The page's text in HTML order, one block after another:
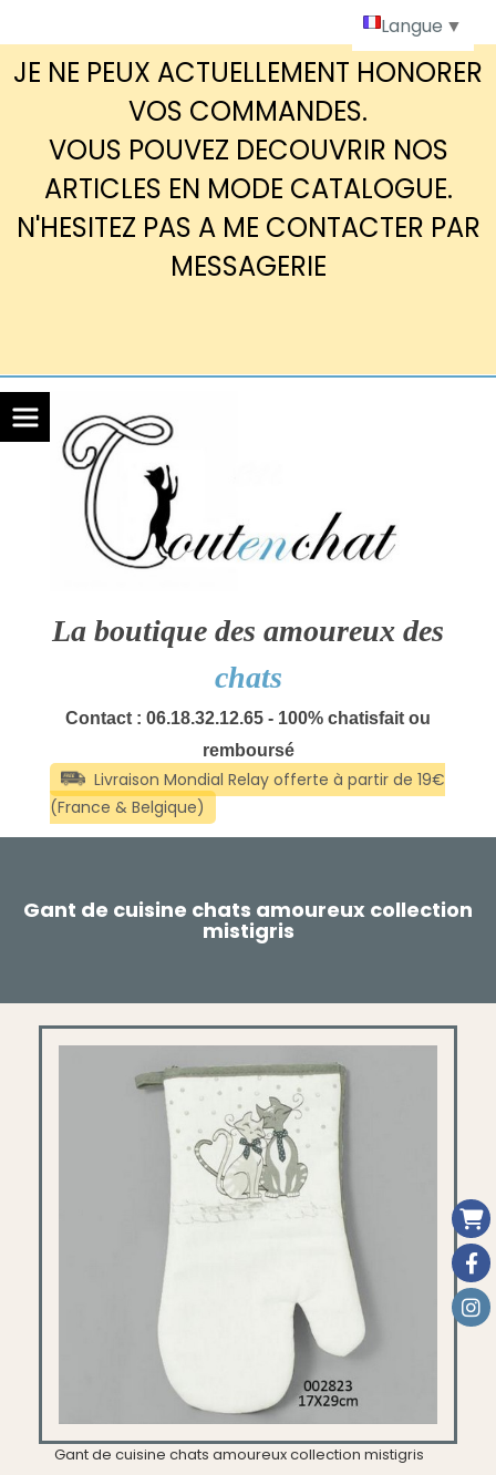
JE NE PEUX ACTUELLEMENT HONORER
VOS COMMANDES.
VOUS POUVEZ DECOUVRIR NOS
ARTICLES EN MODE CATALOGUE.
N'HESITEZ PAS A ME CONTACTER PAR
MESSAGERIE
La boutique des amoureux des
chats
Contact : 06.18.32.12.65 - 100% chatisfait ou
remboursé
Gant de cuisine chats amoureux collection
mistigris
Gant de cuisine chats amoureux collection mistigris
Langue ▼